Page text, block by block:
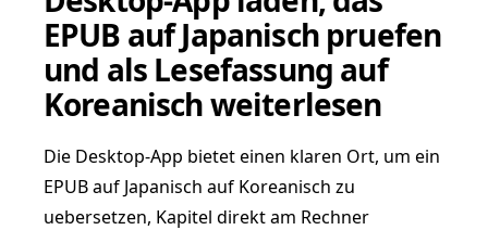
EPUB auf Japanisch pruefen
und als Lesefassung auf
Koreanisch weiterlesen
Die Desktop-App bietet einen klaren Ort, um ein
EPUB auf Japanisch auf Koreanisch zu
uebersetzen, Kapitel direkt am Rechner